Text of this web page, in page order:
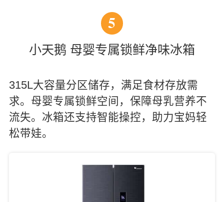
5
小天鹅 母婴专属锁鲜净味冰箱
315L大容量分区储存，满足食材存放需
求。母婴专属锁鲜空间，保障母乳营养不
流失。冰箱还支持智能操控，助力宝妈轻
松带娃。